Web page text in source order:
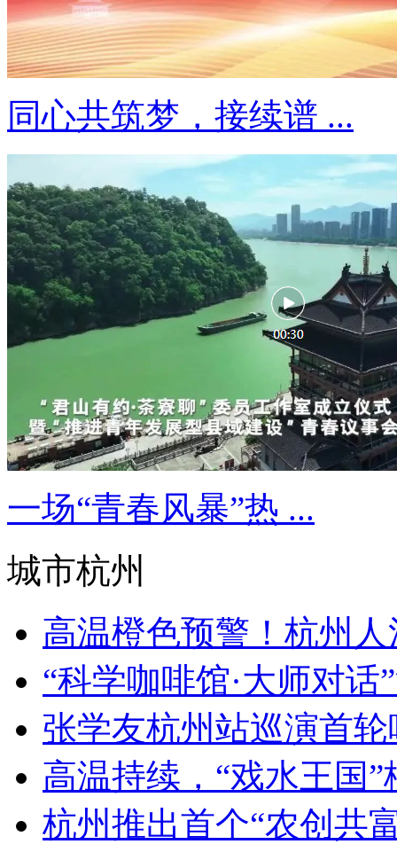
同心共筑梦，接续谱 ...
一场“青春风暴”热 ...
城市杭州
高温橙色预警！杭州
“科学咖啡馆·大师对话
张学友杭州站巡演首轮
高温持续，“戏水王国
杭州推出首个“农创共